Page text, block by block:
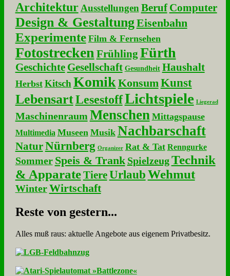
Architektur Ausstellungen Beruf Computer
Design & GestaltungEisenbahn
Experimente Film & Fernsehen
Fotostrecken Frühling Fürth
Geschichte Gesellschaft Gesundheit Haushalt
Herbst Kitsch Komik KonsumKunst
LebensartLesestoffLichtspiele Liegerad
Maschinenraum Menschen Mittagspause
Multimedia Museen Musik Nachbarschaft
NaturNürnberg Organizer Rat & Tat Renngurke
Sommer Speis & Trank Spielzeug Technik
& Apparate Tiere UrlaubWehmut
Winter Wirtschaft
Re­ste von ge­stern...
Alles muß raus: aktuelle An­ge­bo­te aus eigenem Privatbesitz.